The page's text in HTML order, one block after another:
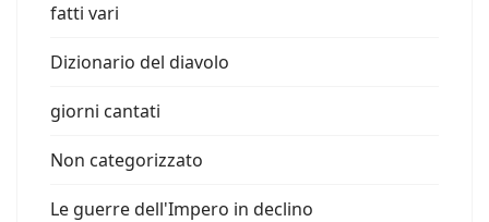
fatti vari
Dizionario del diavolo
giorni cantati
Non categorizzato
Le guerre dell'Impero in declino